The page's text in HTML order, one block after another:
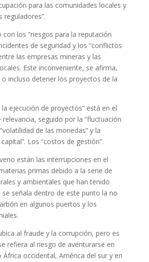
para las comunidades locales y
reguladores”.
con los “riesgos para la reputación
de seguridad y los “conflictos
las empresas mineras y las
Este inconveniente, se afirma,
incluso detener los proyectos de la
la ejecución de proyectos” está en el
seguido por la “fluctuación
de las monedas” y la
Los “costos de gestión”.
están las interrupciones en el
primas debido a la serie de
y ambientales que han tenido
se señala dentro de este punto la no
en algunos puertos y los
al fraude y la corrupción, pero es
refiera al riesgo de aventurarse en
occidental, América del sur y en